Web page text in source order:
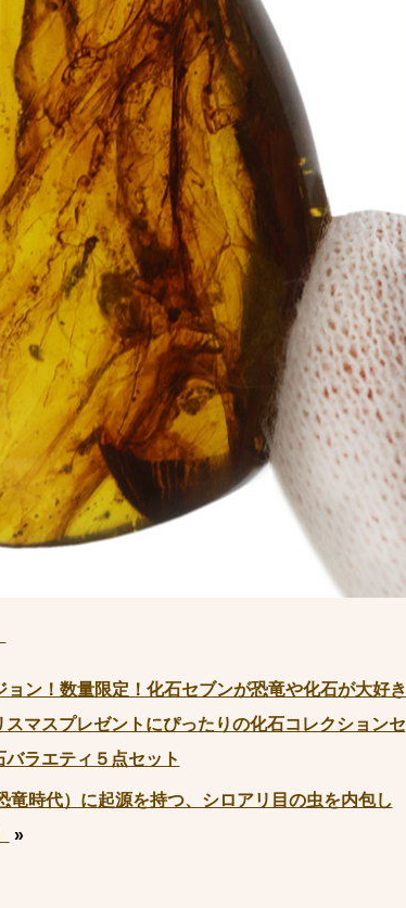
ン！数量限定！化石セブンが恐竜や化石が大好き
マスプレゼントにぴったりの化石コレクションセ
ラエティ５点セット
竜時代）に起源を持つ、シロアリ目の虫を内包し
»